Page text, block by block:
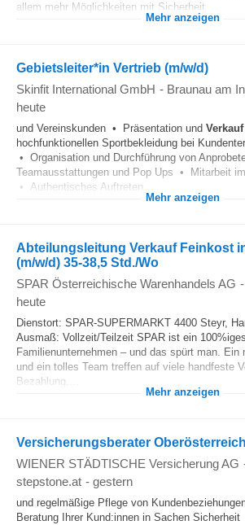
allem mehr Möglichkeiten mit Sicherheit.
Mehr anzeigen
Gebietsleiter*in Vertrieb (m/w/d)
Skinfit International GmbH - Braunau am
heute
und Vereinskunden • Präsentation und Verkauf
hochfunktionellen Sportbekleidung bei
• Organisation und Durchführung von
Teamausstattungen und Pop Ups • Mitarbeit
• Authentisches Auftreten...
Mehr anzeigen
Abteilungsleitung Verkauf Feinkost
(m/w/d) 35-38,5 Std./Wo
SPAR Österreichische Warenhandels AG -
heute
Dienstort: SPAR-SUPERMARKT 4400 Steyr,
Ausmaß: Vollzeit/Teilzeit SPAR ist ein 100%iges
Familienunternehmen – und das spürt man. Ein
und ein tolles Team treffen auf viele handfeste
Bezahlung,...
Mehr anzeigen
Versicherungsberater
WIENER STÄDTISCHE Versicherung AG
stepstone.at - gestern
und regelmäßige Pflege von
Beratung Ihrer Kund:innen in Sachen Sicherheit